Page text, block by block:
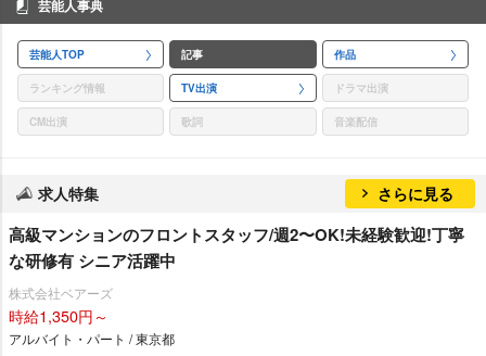
芸能人事典
芸能人TOP 記事 作品
ランキング情報 TV出演 ドラマ出演
CM出演 歌詞 音楽配信
求人特集 さらに見る
⾼級マンションのフロントスタッフ/週2〜OK!未経験歓迎!丁寧
な研修有 シニア活躍中
株式会社ベアーズ
時給1,350円～
アルバイト・パート / 東京都